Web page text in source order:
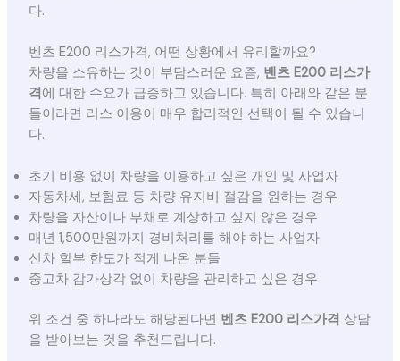
다.
벤츠 E200 리스가격, 어떤 상황에서 유리할까요?
차량을 소유하는 것이 부담스러운 요즘, 벤츠 E200 리스가
격 에 대한 수요가 급증하고 있습니다. 특히 아래와 같은 분
들이라면 리스 이용이 매우 합리적인 선택이 될 수 있습니
다.
초기 비용 없이 차량을 이용하고 싶은 개인 및 사업자
자동차세, 보험료 등 차량 유지비 절감을 원하는 경우
차량을 자산이나 부채로 계상하고 싶지 않은 경우
매년 1,500만원까지 경비처리를 해야 하는 사업자
신차 할부 한도가 적게 나온 분들
중고차 감가상각 없이 차량을 관리하고 싶은 경우
위 조건 중 하나라도 해당된다면 벤츠 E200 리스가격 상담
을 받아보는 것을 추천드립니다.